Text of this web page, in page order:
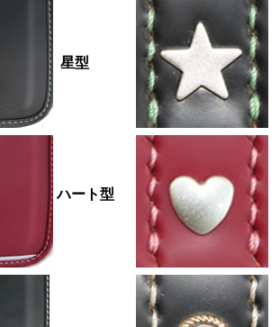
星型
ハート型